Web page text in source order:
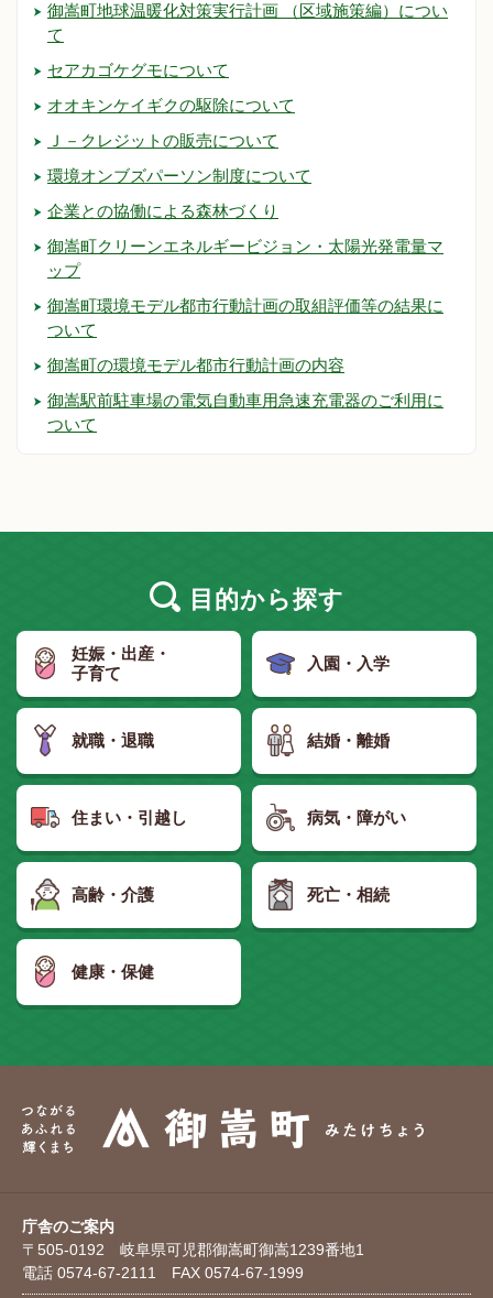
御嵩町地球温暖化対策実行計画 （区域施策編）につい
て
セアカゴケグモについて
オオキンケイギクの駆除について
Ｊ－クレジットの販売について
環境オンブズパーソン制度について
企業との協働による森林づくり
御嵩町クリーンエネルギービジョン・太陽光発電量マ
ップ
御嵩町環境モデル都市行動計画の取組評価等の結果に
ついて
御嵩町の環境モデル都市行動計画の内容
御嵩駅前駐車場の電気自動車用急速充電器のご利用に
ついて
目的から探す
妊娠・出産・
子育て
入園・入学
就職・退職 結婚・離婚
住まい・引越し 病気・障がい
高齢・介護 死亡・相続
健康・保健
庁舎のご案内
〒505-0192 岐阜県可児郡御嵩町御嵩1239番地1
電話 0574-67-2111 FAX 0574-67-1999